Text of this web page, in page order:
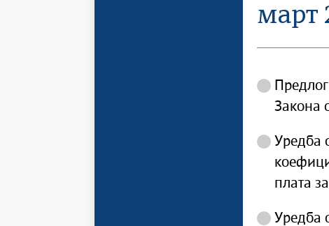
март
Закона
Уредба
плата
Уредба